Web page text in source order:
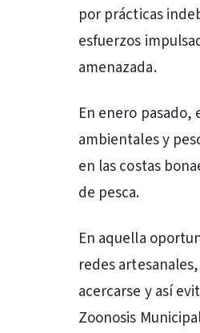
por prácticas
esfuerzos
amenazada.
En enero pasado,
ambientales y
en las costas
de pesca.
En aquella
redes
acercarse y así
Zoonosis